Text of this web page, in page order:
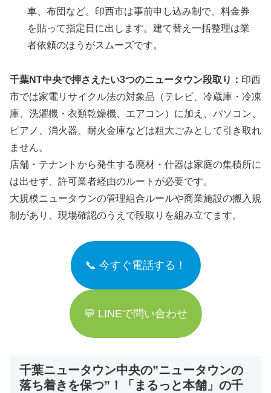
車、布団など。印西市は事前申し込み制で、料金券
を貼って指定日に出します。建て替え一括整理は業
者依頼のほうがスムーズです。
千葉NT中央で押さえたい3つのニュータウン段取り： 印西
市では家電リサイクル法の対象品（テレビ、冷蔵庫・冷凍
庫、洗濯機・衣類乾燥機、エアコン）に加え、パソコン、
ピアノ、消火器、耐火金庫などは粗大ごみとして引き取れ
ません。
店舗・テナントから発生する廃材・什器は家庭の集積所に
は出せず、許可業者経由のルートが必要です。
大規模ニュータウンの管理組合ルールや商業施設の搬入規
制があり、現場確認のうえで段取りを組み立てます。
📞 今すぐ電話する！
💬 LINEで問い合わせ
千葉ニュータウン中央の”ニュータウンの
落ち着きを保つ”！「まるっと本舗」の千